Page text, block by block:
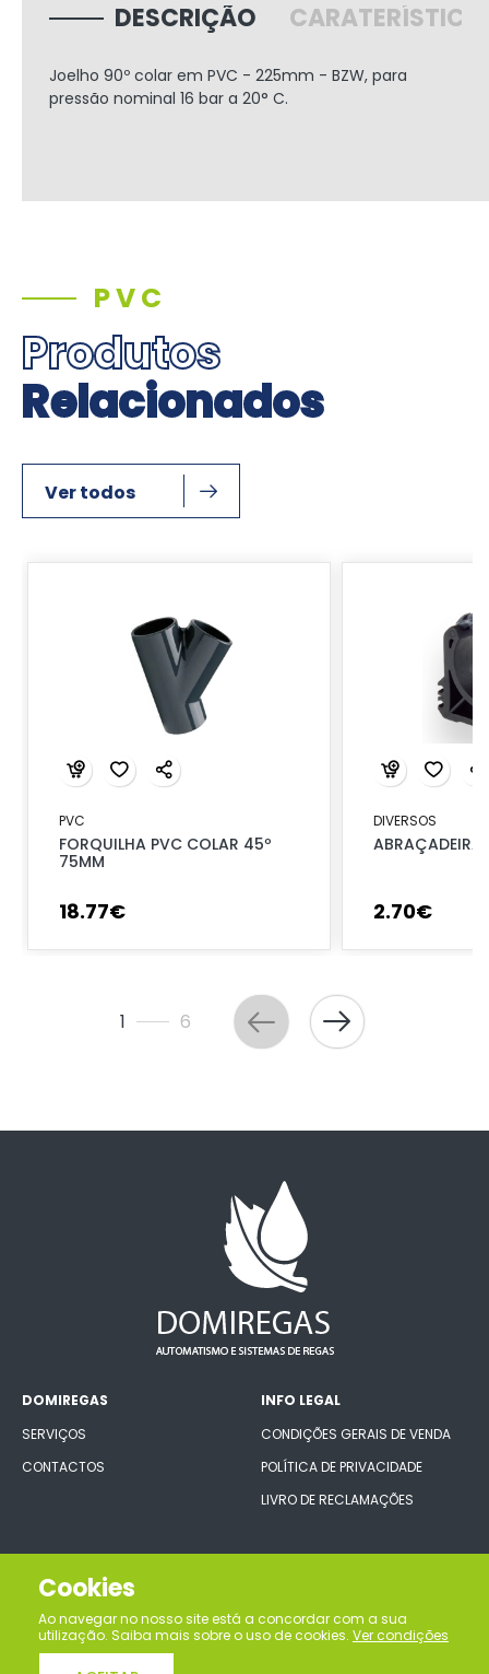
DESCRIÇÃO
Joelho 90º colar em PVC - 225mm - BZW, para
pressão nominal 16 bar a 20° C.
PVC
Produtos
Relacionados
Ver todos
PVC
FORQUILHA PVC COLAR 45º
75MM
18.77€
DIVERSOS
ABRAÇADEIRA
2.70€
1 6
DOMIREGAS
SERVIÇOS
CONTACTOS
INFO LEGAL
CONDIÇÕES GERAIS DE VENDA
POLÍTICA DE PRIVACIDADE
LIVRO DE RECLAMAÇÕES
CONECTE-SE CONNOSCO
Cookies
Ao navegar no nosso site está a concordar com a sua
utilização. Saiba mais sobre o uso de cookies. Ver condições